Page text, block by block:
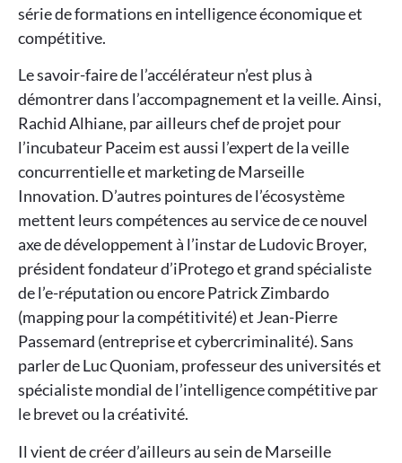
série de formations en intelligence économique et
compétitive.
Le savoir-faire de l’accélérateur n’est plus à
démontrer dans l’accompagnement et la veille. Ainsi,
Rachid Alhiane, par ailleurs chef de projet pour
l’incubateur Paceim est aussi l’expert de la veille
concurrentielle et marketing de Marseille
Innovation. D’autres pointures de l’écosystème
mettent leurs compétences au service de ce nouvel
axe de développement à l’instar de Ludovic Broyer,
président fondateur d’iProtego et grand spécialiste
de l’e-réputation ou encore Patrick Zimbardo
(mapping pour la compétitivité) et Jean-Pierre
Passemard (entreprise et cybercriminalité). Sans
parler de Luc Quoniam, professeur des universités et
spécialiste mondial de l’intelligence compétitive par
le brevet ou la créativité.
Il vient de créer d’ailleurs au sein de Marseille